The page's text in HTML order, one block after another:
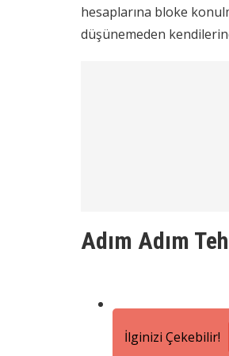
hesaplarına bloke
düşünemeden
Adım Adım
İlginizi Çekebilir!